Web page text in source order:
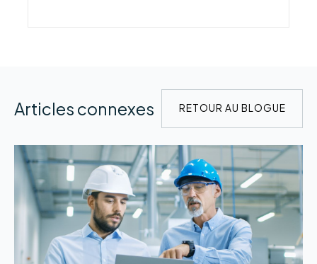
Articles connexes RETOUR AU BLOGUE